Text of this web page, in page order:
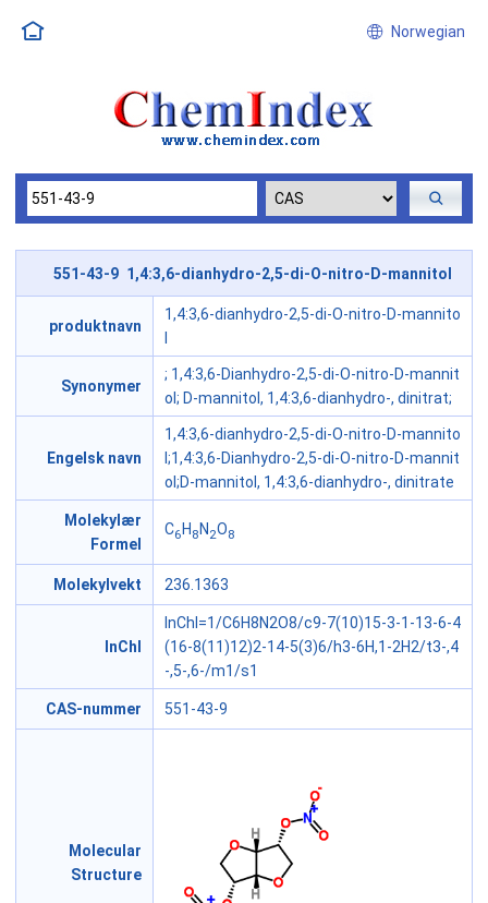
Norwegian
551-43-9 1,4:3,6-dianhydro-2,5-di-O-nitro-D-mannitol
produktnavn
1,4:3,6-dianhydro-2,5-di-O-nitro-D-mannito
Synonymer
; 1,4:3,6-Dianhydro-2,5-di-O-nitro-D-mannit
ol; D-mannitol, 1,4:3,6-dianhydro-, dinitrat;
Engelsk navn
1,4:3,6-dianhydro-2,5-di-O-nitro-D-mannito
l;1,4:3,6-Dianhydro-2,5-di-O-nitro-D-mannit
ol;D-mannitol, 1,4:3,6-dianhydro-, dinitrate
Molekylær
Formel
C6 H 8 N 2O8
Molekylvekt 236.1363
InChI
InChI=1/C6H8N2O8/c9-7(10)15-3-1-13-6-4
(16-8(11)12)2-14-5(3)6/h3-6H,1-2H2/t3-,4
-,5-,6-/m1/s1
CAS-nummer 551-43-9
Molecular
Structure